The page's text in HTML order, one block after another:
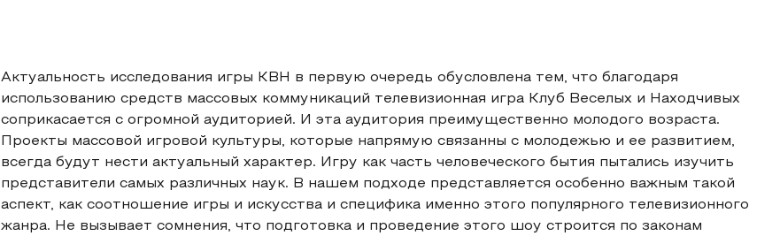
Актуальность исследования игры КВН в первую очередь обусловлена тем, что благодаря
использованию средств массовых коммуникаций телевизионная игра Клуб Веселых и Находчивых
соприкасается с огромной аудиторией. И эта аудитория преимущественно молодого возраста.
Проекты массовой игровой культуры, которые напрямую связанны с молодежью и ее развитием,
всегда будут нести актуальный характер. Игру как часть человеческого бытия пытались изучить
представители самых различных наук. В нашем подходе представляется особенно важным такой
аспект, как соотношение игры и искусства и специфика именно этого популярного телевизионного
жанра. Не вызывает сомнения, что подготовка и проведение этого шоу строится по законам